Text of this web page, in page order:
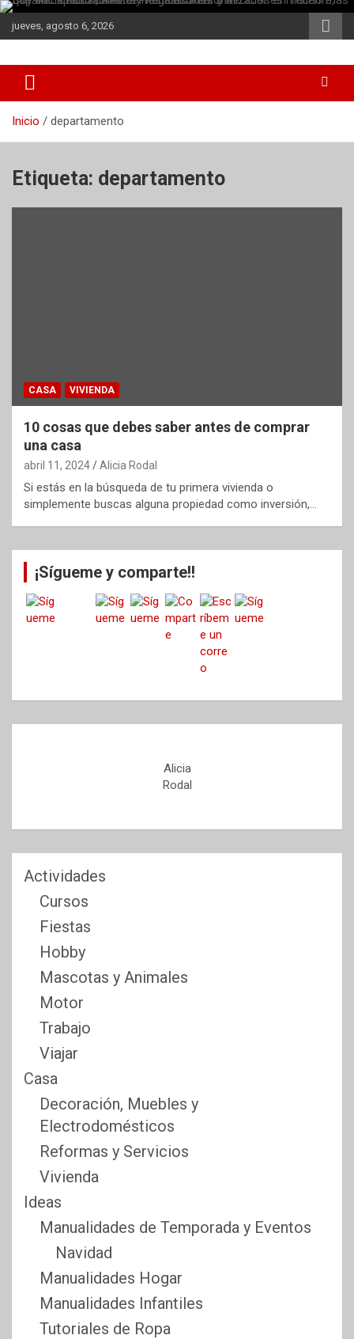
Saltar
contenido
jueves, agosto 6, 2026
Inicio departamento
Etiqueta: departamento
CASA VIVIENDA
10 cosas que debes saber antes de comprar
una casa
abril 11, 2024 Alicia Rodal
Si estás en la búsqueda de tu primera vivienda o
simplemente buscas alguna propiedad como inversión,…
¡Sígueme y comparte!!
Alicia
Rodal
Actividades
Cursos
Fiestas
Hobby
Mascotas y Animales
Motor
Trabajo
Viajar
Casa
Decoración, Muebles y
Electrodomésticos
Reformas y Servicios
Vivienda
Ideas
Manualidades de Temporada y Eventos
Navidad
Manualidades Hogar
Manualidades Infantiles
Tutoriales de Ropa